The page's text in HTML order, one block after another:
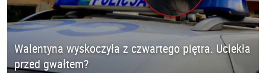
Walentyna wyskoczyła z czwartego piętra. Uciekła
przed gwałtem?